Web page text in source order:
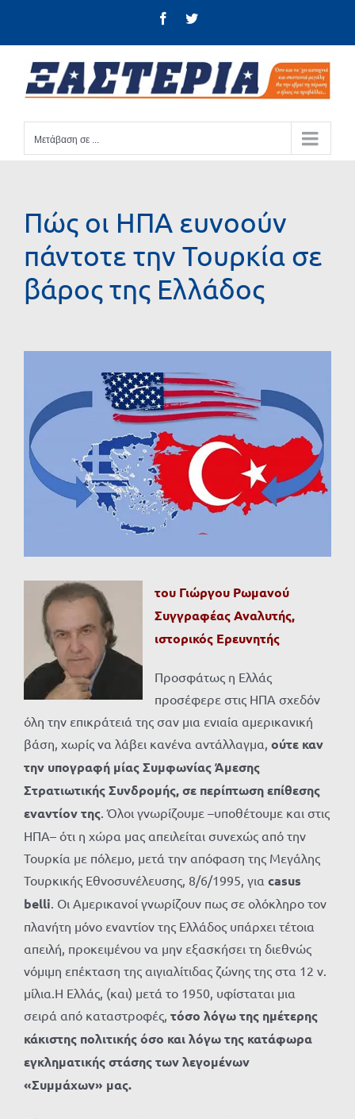
FacebookTwitter
Μετάβαση σε ...
Πώς οι ΗΠΑ ευνοούν
πάντοτε την Τουρκία σε
βάρος της Ελλάδος
εικόνας
του Γιώργου Ρωμανού
Συγγραφέας Αναλυτής,
ιστορικός Ερευνητής
Προσφάτως η Ελλάς
προσέφερε στις ΗΠΑ σχεδόν
όλη την επικράτειά της σαν μια ενιαία αμερικανική
βάση, χωρίς να λάβει κανένα αντάλλαγμα, ούτε καν
την υπογραφή μίας Συμφωνίας Άμεσης
Στρατιωτικής Συνδρομής, σε περίπτωση επίθεσης
εναντίον της. Όλοι γνωρίζουμε –υποθέτουμε και στις
ΗΠΑ– ότι η χώρα μας απειλείται συνεχώς από την
Τουρκία με πόλεμο, μετά την απόφαση της Μεγάλης
Τουρκικής Εθνοσυνέλευσης, 8/6/1995, για casus
belli. Οι Αμερικανοί γνωρίζουν πως σε ολόκληρο τον
πλανήτη μόνο εναντίον της Ελλάδος υπάρχει τέτοια
απειλή, προκειμένου να μην εξασκήσει τη διεθνώς
νόμιμη επέκταση της αιγιαλίτιδας ζώνης της στα 12 ν.
μίλια.Η Ελλάς, (και) μετά το 1950, υφίσταται μια
σειρά από καταστροφές, τόσο λόγω της ημέτερης
κάκιστης πολιτικής όσο και λόγω της κατάφωρα
εγκληματικής στάσης των λεγομένων
«Συμμάχων» μας.